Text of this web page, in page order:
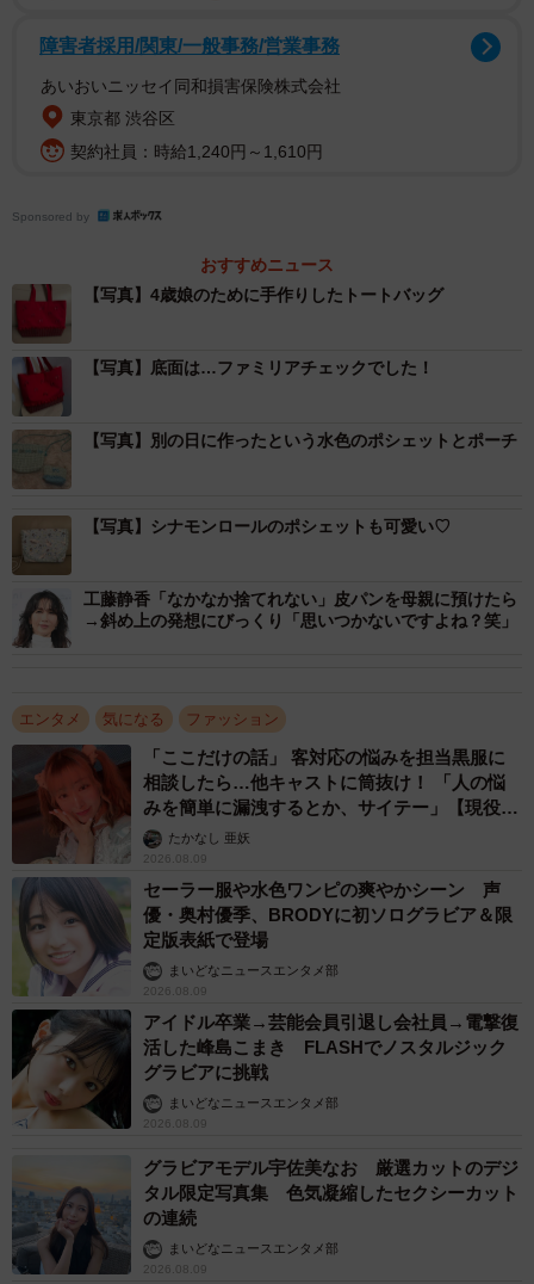
障害者採用/関東/一般事務/営業事務
あいおいニッセイ同和損害保険株式会社
東京都 渋谷区
契約社員：時給1,240円～1,610円
Sponsored by
おすすめニュース
【写真】4歳娘のために手作りしたトートバッグ
【写真】底面は…ファミリアチェックでした！
【写真】別の日に作ったという水色のポシェットとポーチ
【写真】シナモンロールのポシェットも可愛い♡
工藤静香「なかなか捨てれない」皮パンを母親に預けたら
→斜め上の発想にびっくり「思いつかないですよね？笑」
エンタメ 気になる ファッション
「ここだけの話」 客対応の悩みを担当黒服に
相談したら…他キャストに筒抜け！ 「人の悩
みを簡単に漏洩するとか、サイテー」【現役キ
ャストに取材】
たかなし 亜妖
2026.08.09
セーラー服や水色ワンピの爽やかシーン 声
優・奥村優季、BRODYに初ソログラビア＆限
定版表紙で登場
まいどなニュースエンタメ部
2026.08.09
アイドル卒業→芸能会員引退し会社員→電撃復
活した峰島こまき FLASHでノスタルジック
グラビアに挑戦
まいどなニュースエンタメ部
2026.08.09
グラビアモデル宇佐美なお 厳選カットのデジ
タル限定写真集 色気凝縮したセクシーカット
の連続
まいどなニュースエンタメ部
2026.08.09